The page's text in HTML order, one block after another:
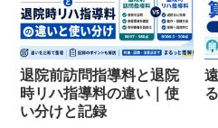
退院前訪問指導料と退院
時リハ指導料の違い｜使
い分けと記録